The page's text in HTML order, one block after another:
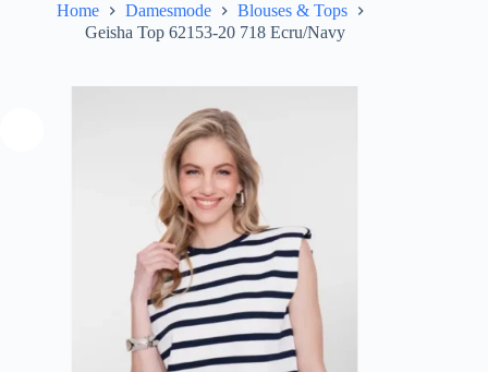
Home Damesmode
Blouses & Tops
Geisha Top 62153-20 718 Ecru/Navy